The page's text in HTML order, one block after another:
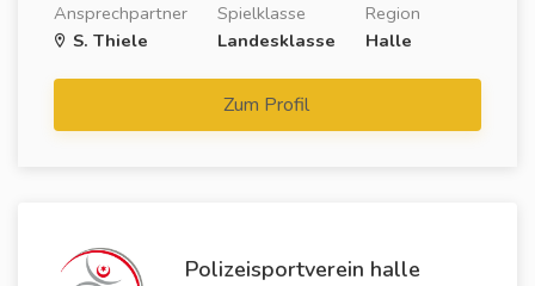
Ansprechpartner
S. Thiele
Spielklasse
Landesklasse
Region
Halle
Zum Profil
Polizeisportverein halle